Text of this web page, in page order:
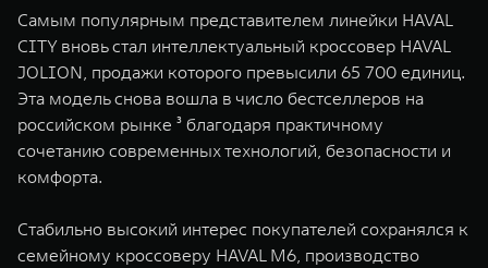
Самым популярным представителем линейки HAVAL
CITY вновь стал интеллектуальный кроссовер HAVAL
JOLION, продажи которого превысили 65 700 единиц.
Эта модель снова вошла в число бестселлеров на
российском рынке ³ благодаря практичному
сочетанию современных технологий, безопасности и
комфорта.
Стабильно высокий интерес покупателей сохранялся к
семейному кроссоверу HAVAL M6, производство